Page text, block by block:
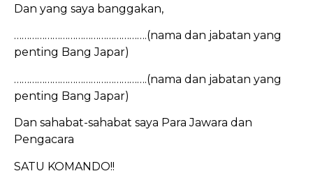
Dan yang saya banggakan,
…………………………………………….(nama dan jabatan yang
penting Bang Japar)
…………………………………………….(nama dan jabatan yang
penting Bang Japar)
Dan sahabat-sahabat saya Para Jawara dan
Pengacara
SATU KOMANDO!!